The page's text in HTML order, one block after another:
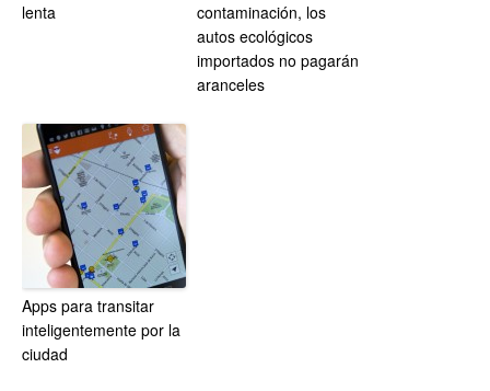
lenta
contaminación, los
autos ecológicos
importados no pagarán
aranceles
Apps para transitar
inteligentemente por la
ciudad